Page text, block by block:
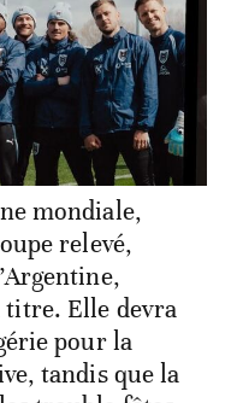
mondiale,
relevé,
titre. Elle devra
pour la
tandis que la